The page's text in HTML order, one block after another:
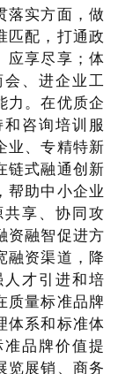
落实方面，做
匹配，打通政
应享尽享；体
、进企业工
力。在优质企
咨询培训服
业、专精特新
链式融通创新
帮助中小企业
享、协同攻
资融智促进方
融资渠道，降
才引进和培
质量标准品牌
体系和标准体
品牌价值提
览展销、商务